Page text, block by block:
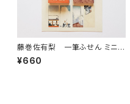
藤巻佐有梨 一筆ふせん ミニ付
箋セット 旅路・生活
¥660